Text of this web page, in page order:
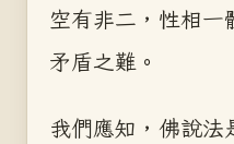
空有非二，性相一
矛盾之難。
我們應知，佛說法